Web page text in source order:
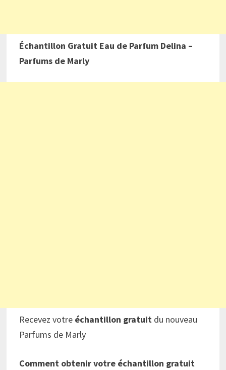
Échantillon Gratuit Eau de Parfum Delina –
Parfums de Marly
Recevez votreéchantillon gratuitdu nouveau
Parfums de Marly
Comment obtenir votre échantillon gratuit